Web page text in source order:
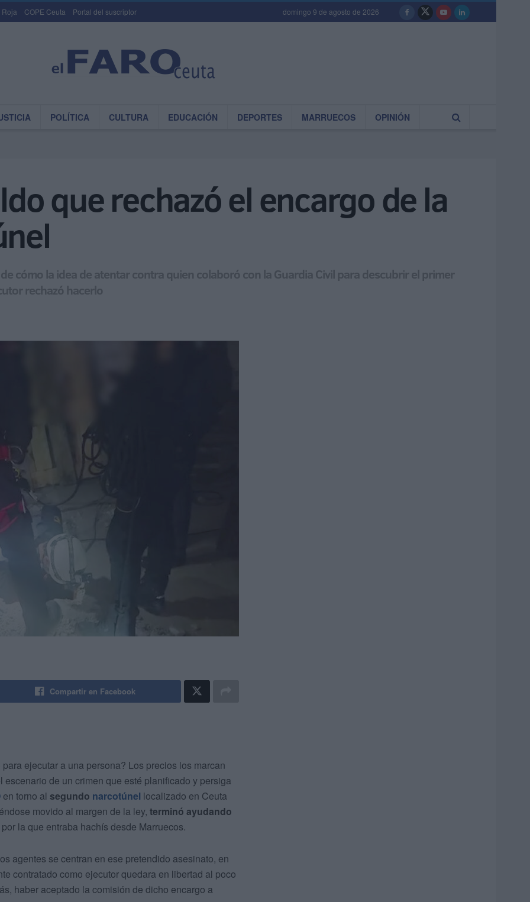
Roja COPE Ceuta Portal del suscriptor domingo 9 de agosto de 2026
POLÍTICA CULTURA EDUCACIÓN DEPORTES MARRUECOS OPINIÓN
que rechazó el encargo de la
cómo la idea de atentar contra quien colaboró con la Guardia Civil para descubrir el primer
rechazó hacerlo
Compartir en Facebook
para ejecutar a una persona? Los precios los marcan
escenario de un crimen que esté planificado y persiga
en torno al segundo narcotúnel localizado en Ceuta
movido al margen de la ley, terminó ayudando
la que entraba hachís desde Marruecos.
agentes se centran en ese pretendido asesinato, en
contratado como ejecutor quedara en libertad al poco
haber aceptado la comisión de dicho encargo a